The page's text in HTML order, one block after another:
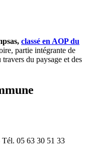
classé en AOP du
partie intégrante de
du paysage et des
Tél. 05 63 30 51 33